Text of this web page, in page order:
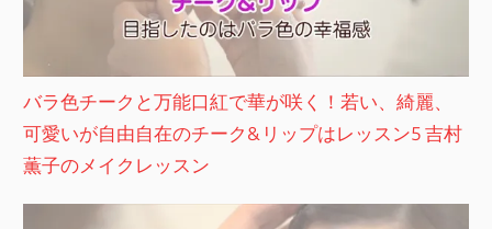
バラ色チークと万能口紅で華が咲く！若い、綺麗、
可愛いが自由自在のチーク&リップはレッスン5 吉村
薫子のメイクレッスン